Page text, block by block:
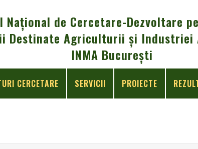
de Cercetare-Dezvoltare
Destinate Agriculturii și Industriei
INMA București
CERCETARE SERVICII PROIECTE
ŞI RELAŢII INTERNAŢIONALE – 09.03.2021